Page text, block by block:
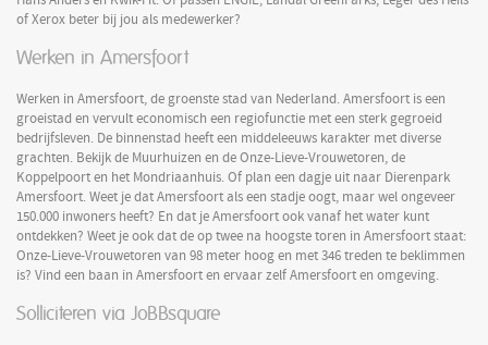
of Xerox beter bij jou als medewerker?
Werken in Amersfoort
Werken in Amersfoort, de groenste stad van Nederland. Amersfoort is een
groeistad en vervult economisch een regiofunctie met een sterk gegroeid
bedrijfsleven. De binnenstad heeft een middeleeuws karakter met diverse
grachten. Bekijk de Muurhuizen en de Onze-Lieve-Vrouwetoren, de
Koppelpoort en het Mondriaanhuis. Of plan een dagje uit naar Dierenpark
Amersfoort. Weet je dat Amersfoort als een stadje oogt, maar wel ongeveer
150.000 inwoners heeft? En dat je Amersfoort ook vanaf het water kunt
ontdekken? Weet je ook dat de op twee na hoogste toren in Amersfoort staat:
Onze-Lieve-Vrouwetoren van 98 meter hoog en met 346 treden te beklimmen
is? Vind een baan in Amersfoort en ervaar zelf Amersfoort en omgeving.
Solliciteren via JoBBsquare